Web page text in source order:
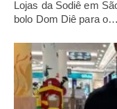
Lojas da Sodiê em
bolo Dom Diê para o…